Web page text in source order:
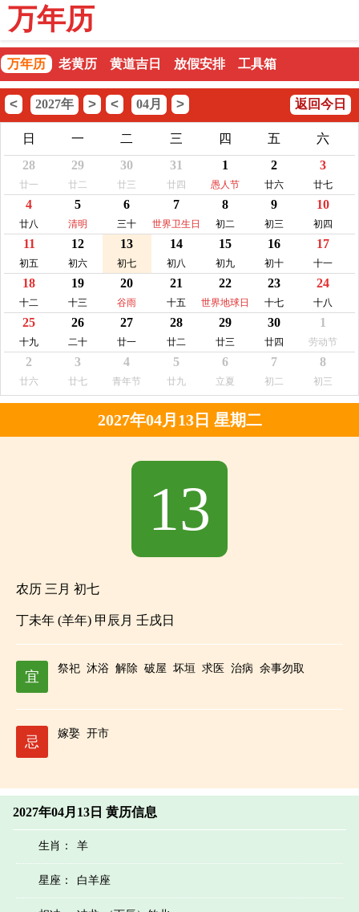
万年历
万年历 老黄历 黄道吉日 放假安排 工具箱
< 2027年 > < 04月 > 返回今日
日 一 二 三 四 五
六
28
廿一
29
廿二
30
廿三
31
廿四
1
愚人节
2
廿六
3
廿七
4
廿八
5
清明
6
三十
7
世界卫生日
8
初二
9
初三
10
初四
11
初五
12
初六
13
初七
14
初八
15
初九
16
初十
17
十一
18
十二
19
十三
20
谷雨
21
十五
22
世界地球日
23
十七
24
十八
25
十九
26
二十
27
廿一
28
廿二
29
廿三
30
廿四
1
劳动节
2
廿六
3
廿七
4
青年节
5
廿九
6
立夏
7
初二
8
初三
2027年04月13日 星期二
13
农历 三月 初七
丁未年 (羊年) 甲辰月 壬戌日
宜
祭祀 沐浴 解除 破屋 坏垣 求医 治病 余事勿取
忌
嫁娶 开市
2027年04月13日 黄历信息
生肖： 羊
星座： 白羊座